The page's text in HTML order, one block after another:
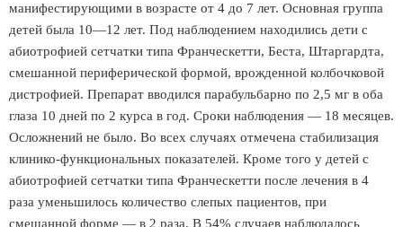
манифестирующими в возрасте от 4 до 7 лет. Основная группа
детей была 10—12 лет. Под наблюдением находились дети с
абиотрофией сетчатки типа Франческетти, Беста, Штаргардта,
смешанной периферической формой, врожденной колбочковой
дистрофией. Препарат вводился парабульбарно по 2,5 мг в оба
глаза 10 дней по 2 курса в год. Сроки наблюдения — 18 месяцев.
Осложнений не было. Во всех случаях отмечена стабилизация
клинико-функциональных показателей. Кроме того у детей с
абиотрофией сетчатки типа Франческетти после лечения в 4
раза уменьшилось количество слепых пациентов, при
смешанной форме — в 2 раза. В 54% случаев наблюдалось